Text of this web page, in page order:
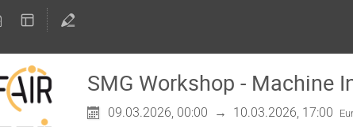
SMG Workshop - Machine
09.03.2026, 00:00 → 10.03.2026, 17:00